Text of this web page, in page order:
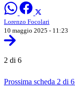
Lorenzo Focolari
10 maggio 2025 - 11:23
2 di 6
Prossima scheda 2 di 6